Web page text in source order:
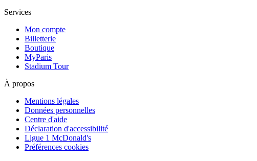
Services
Mon compte
Billetterie
Boutique
MyParis
Stadium Tour
À propos
Mentions légales
Données personnelles
Centre d'aide
Déclaration d'accessibilité
Ligue 1 McDonald's
Préférences cookies